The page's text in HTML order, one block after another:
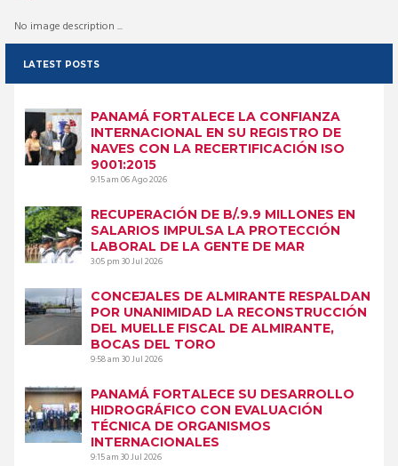
No image description ...
LATEST POSTS
PANAMÁ FORTALECE LA CONFIANZA
INTERNACIONAL EN SU REGISTRO DE
NAVES CON LA RECERTIFICACIÓN ISO
9001:2015
9:15 am06 Ago 2026
RECUPERACIÓN DE B/.9.9 MILLONES EN
SALARIOS IMPULSA LA PROTECCIÓN
LABORAL DE LA GENTE DE MAR
3:05 pm30 Jul 2026
CONCEJALES DE ALMIRANTE RESPALDAN
POR UNANIMIDAD LA RECONSTRUCCIÓN
DEL MUELLE FISCAL DE ALMIRANTE,
BOCAS DEL TORO
9:58 am30 Jul 2026
PANAMÁ FORTALECE SU DESARROLLO
HIDROGRÁFICO CON EVALUACIÓN
TÉCNICA DE ORGANISMOS
INTERNACIONALES
9:15 am30 Jul 2026